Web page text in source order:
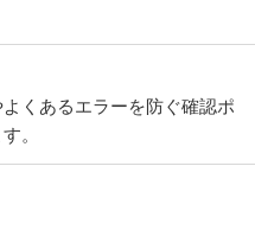
くあるエラーを防ぐ確認ポ
。